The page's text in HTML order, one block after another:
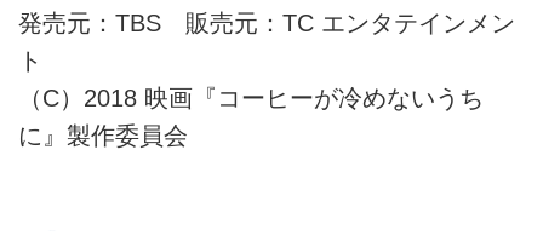
発売元：TBS 販売元：TC エンタテインメン
ト
（C）2018 映画『コーヒーが冷めないうち
に』製作委員会